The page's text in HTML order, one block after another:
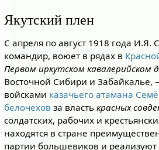
Якутский плен
С апреля по август 1918 года
командир, воюет в рядах в
Первом иркутском кавалерийском
Восточной Сибири и Забайкалье,
войсками казачьего атамана
белочехов за власть красных
солдатских, рабочих и
находятся в стране
партии большевиков и реализуют